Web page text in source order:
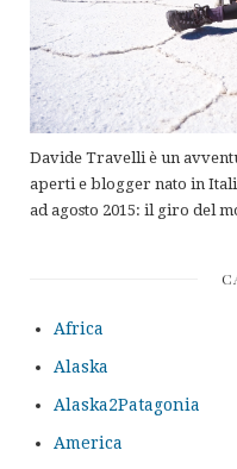
Davide Travelli è un
aperti e blogger nato in
ad agosto 2015: il giro del
Africa
Alaska
Alaska2Patagonia
America